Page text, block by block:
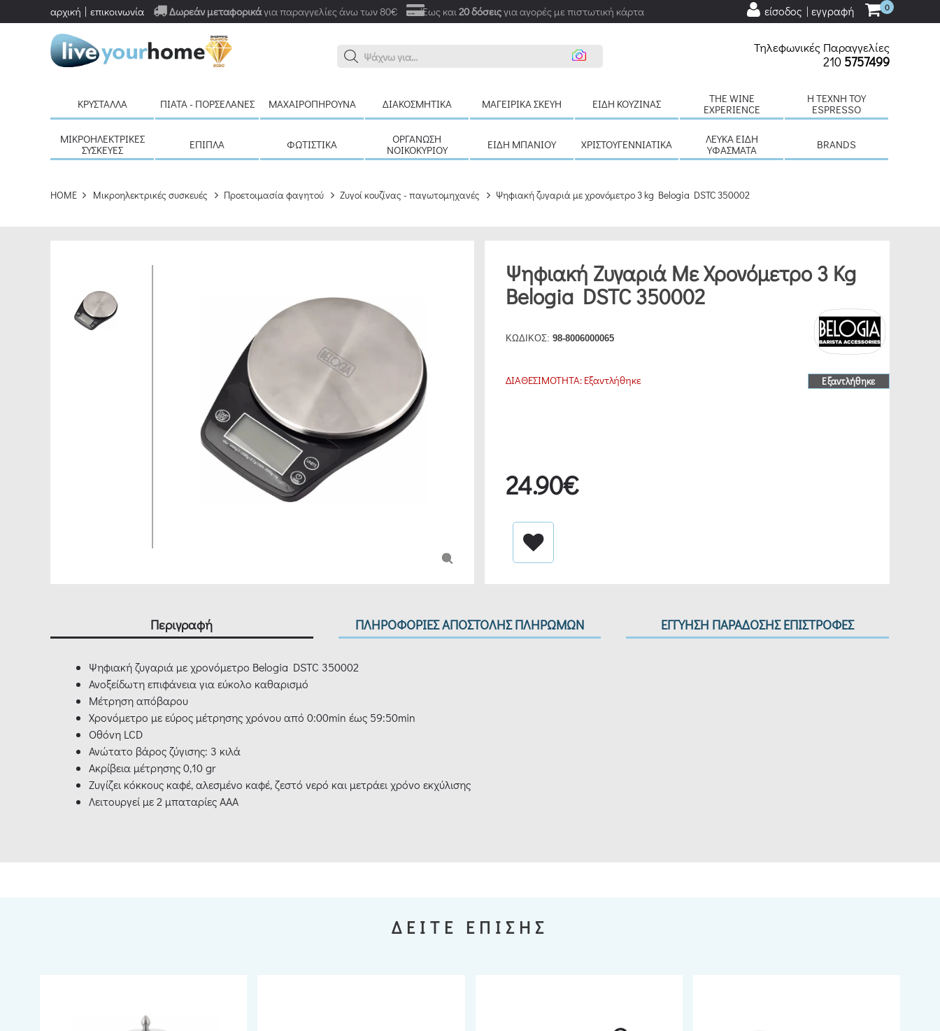
Δωρεάν μεταφορικάγια παραγγελίες άνω των 80€ Έως και20 δόσειςγια αγορές με πιστωτική κάρτα
αρχική επικοινωνία 0
είσοδος | εγγραφή
Αναζ
Τηλεφωνικές Παραγγελίες
210 5757499
ΚΡΎΣΤΑΛΛΑ ΠΙΆΤΑ - ΠΟΡΣΕΛΆΝΕΣ ΜΑΧΑΙΡΟΠΉΡΟΥΝΑ ΔΙΑΚΟΣΜΗΤΙΚΆ ΜΑΓΕΙΡΙΚΆ ΣΚΕΎΗ ΕΊΔΗ ΚΟΥΖΊΝΑΣ
THE WINE
EXPERIENCE
H ΤΈΧΝΗ ΤΟΥ
ESPRESSO
ΜΙΚΡΟΗΛΕΚΤΡΙΚΈΣ
ΣΥΣΚΕΥΈΣ
ΈΠΙΠΛΑ ΦΩΤΙΣΤΙΚΆ
ΟΡΓΆΝΩΣΗ
ΝΟΙΚΟΚΥΡΙΟΎ
ΕΊΔΗ ΜΠΆΝΙΟΥ ΧΡΙΣΤΟΥΓΕΝΝΙΆΤΙΚΑ
ΛΕΥΚΆ ΕΊΔΗ
ΥΦΆΣΜΑΤΑ
BRANDS
HOME Μικροηλεκτρικές συσκευές Προετοιμασία φαγητού Ζυγοί κουζίνας - παγωτομηχανές Ψηφιακή ζυγαριά με χρονόμετρο 3 kg Belogia DSTC 350002
Ψηφιακή Ζυγαριά Με Χρονόμετρο 3 Kg
Belogia DSTC 350002
ΚΩΔΙΚΟΣ: 98-8006000065
Εξαντλήθηκε
ΔΙΑΘΕΣΙΜΟΤΗΤΑ: Εξαντλήθηκε
24.90€
Περιγραφή ΠΛΗΡΟΦΟΡΙΕΣ ΑΠΟΣΤΟΛΗΣ ΠΛΗΡΩΜΩΝ ΕΓΓΥΗΣΗ ΠΑΡΑΔΟΣΗΣ ΕΠΙΣΤΡΟΦΕΣ
Ψηφιακή ζυγαριά με χρονόμετρο Belogia DSTC 350002
Ανοξείδωτη επιφάνεια για εύκολο καθαρισμό
Μέτρηση απόβαρου
Χρονόμετρο με εύρος μέτρησης χρόνου από 0:00min έως 59:50min
Οθόνη LCD
Ανώτατο βάρος ζύγισης: 3 κιλά
Ακρίβεια μέτρησης 0,10 gr
Ζυγίζει κόκκους καφέ, αλεσμένο καφέ, ζεστό νερό και μετράει χρόνο εκχύλισης
Λειτουργεί με 2 μπαταρίες ΑΑΑ
ΔΕΙΤΕ ΕΠΙΣΗΣ